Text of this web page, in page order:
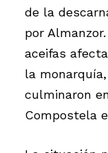
de la
por
aceifas
la
culminaron
Compostela